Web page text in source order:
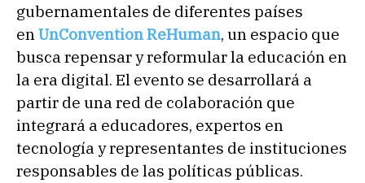
gubernamentales de diferentes países
en UnConvention ReHuman, un espacio que
busca repensar y reformular la educación en
la era digital. El evento se desarrollará a
partir de una red de colaboración que
integrará a educadores, expertos en
tecnología y representantes de instituciones
responsables de las políticas públicas.